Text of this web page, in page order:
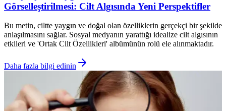
Görselleştirilmesi: Cilt Algısında Yeni Perspektifler
Bu metin, ciltte yaygın ve doğal olan özelliklerin gerçekçi bir şekilde
anlaşılmasını sağlar. Sosyal medyanın yarattığı idealize cilt algısının
etkileri ve 'Ortak Cilt Özellikleri' albümünün rolü ele alınmaktadır.
Daha fazla bilgi edinin